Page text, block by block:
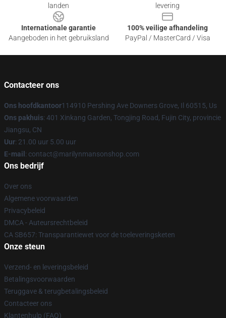
landen
levering
Internationale garantie
Aangeboden in het gebruiksland
100% veilige afhandeling
PayPal / MasterCard / Visa
Contacteer ons
Ons hoofdkantoor114910 Pershing Ave Downers Grove, Il 60515, Us
Ons pakhuis: 401 Xinkang Garden, Tongjing Road, Fujin City, provincie
Jiangsu, CN
Uur: 21.00 uur 5.00 uur
E-mail : contact@marilynmansonshop.com
Ons bedrijf
Over ons
Algemene voorwaarden
Privacybeleid
DMCA - Auteursrechtbeleid
CA SB657: Transparantiewet voor de toeleveringsketen
Onze steun
Verzend- en leveringsbeleid
Betalingsvoorwaarden
Teruggave & terugbetalingsbeleid
Contacteer ons
Klantenhulp (FAQ)